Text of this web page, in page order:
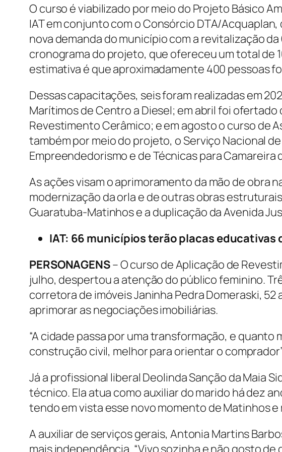
O curso é viabilizado por meio do Projeto Básico
IAT em conjunto com o Consórcio DTA/
nova demanda do município com a revitalização
cronograma do projeto, que ofereceu um total de
estimativa é que aproximadamente 400 pessoas
Dessas capacitações, seis foram realizadas em
Marítimos de Centro a Diesel; em abril foi
Revestimento Cerâmico; e em agosto o curso de
também por meio do projeto, o Serviço Nacional
Empreendedorismo e de Técnicas para Camareira
As ações visam o aprimoramento da mão de obra
modernização da orla e de outras obras
Guaratuba-Matinhos e a duplicação da Avenida
IAT: 66 municípios terão placas
PERSONAGENS– O curso de Aplicação de
julho, despertou a atenção do público feminino.
corretora de imóveis Janinha Pedra Domeraski,
aprimorar as negociações imobiliárias.
“A cidade passa por uma transformação, e
construção civil, melhor para orientar o
Já a profissional liberal Deolinda Sanção da Maia
técnico. Ela atua como auxiliar do marido há dez
tendo em vista esse novo momento de Matinhos
A auxiliar de serviços gerais, Antonia Martins
mais independência. “Vivo sozinha e não gosto